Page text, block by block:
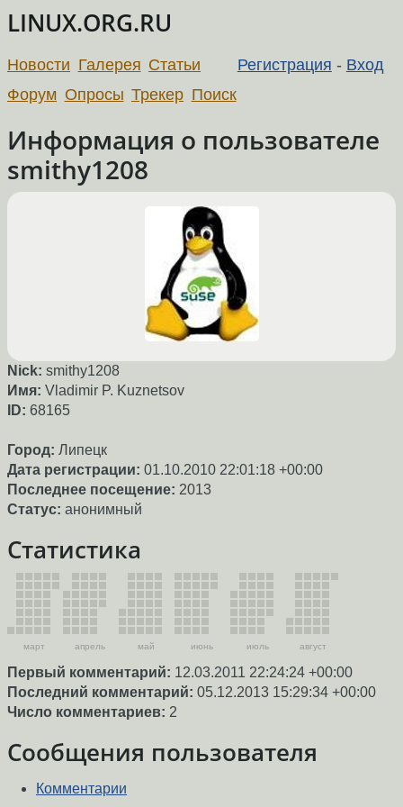
LINUX.ORG.RU
Регистрация - Вход
Новости Галерея Статьи
Форум Опросы Трекер Поиск
Информация о пользователе
smithy1208
Nick: smithy1208
Имя: Vladimir P. Kuznetsov
ID: 68165
Город: Липецк
Дата регистрации: 01.10.2010 22:01:18 +00:00
Последнее посещение: 2013
Статус: анонимный
Статистика
март апрель май июнь июль август
Первый комментарий: 12.03.2011 22:24:24 +00:00
Последний комментарий: 05.12.2013 15:29:34 +00:00
Число комментариев: 2
Сообщения пользователя
Комментарии